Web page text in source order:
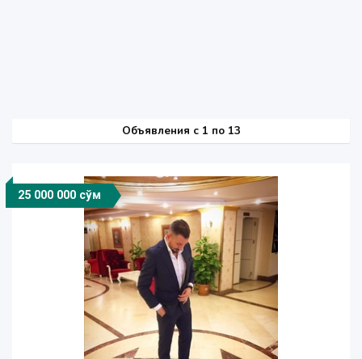
Объявления c 1 по 13
25 000 000 сўм